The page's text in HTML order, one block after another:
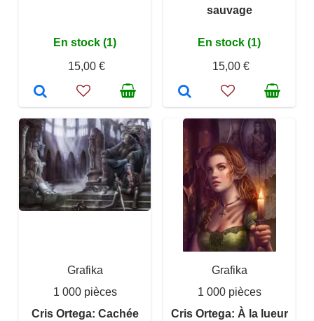
En stock (1)
15,00 €
sauvage
En stock (1)
15,00 €
Grafika
1 000 pièces
Cris Ortega: Cachée
Grafika
1 000 pièces
Cris Ortega: À la lueur